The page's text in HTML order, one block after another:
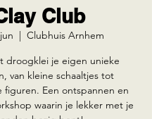
Club
  |
Clubhuis Arnhem
droogklei je eigen unieke
van kleine schaaltjes tot
figuren. Een ontspannen en
waarin je lekker met je